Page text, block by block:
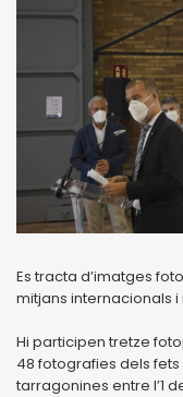
Es tracta d’imatges
mitjans internacionals
Hi participen tretze
48 fotografies dels
tarragonines entre l’1